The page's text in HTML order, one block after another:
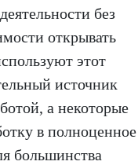
без
открывать
этот
источник
а некоторые
в полноценное
большинства